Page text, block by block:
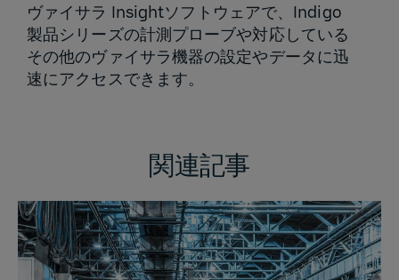
ヴァイサラ Insightソフトウェアで、Indigo
製品シリーズの計測プローブや対応している
その他のヴァイサラ機器の設定やデータに迅
速にアクセスできます。
関連記事